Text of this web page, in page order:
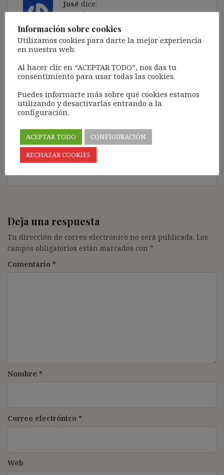
José dice:
21 octubre, 2017 a las 16:43
Hola buenas tardes. Me parece muy interesante el
artículo, pero me deja dudas inmediatas.
a) ¿Qué consecuencias pueden esperarse
razonablemente del reconocimiento por sentencia
esa plaza que ocupa para que salga en la próxima
OPE?
para exigir su contratación en algún momento
tras la extinción de su actual contrato?
Deja una respuesta
Tu dirección de correo electrónico no será publicada. Los
campos obligatorios están marcados con *
Comentario *
Nombre *
Correo electrónico *
Web
Información sobre cookies
Utilizamos cookies para darte la mejor experiencia
en nuestra web.
Al hacer clic en “ACEPTAR TODO”, nos das tu
consentimiento para usar todas las cookies.
Puedes informarte más sobre qué cookies estamos
utilizando y desactivarlas entrando a la
configuración.
ACEPTAR TODO
CONFIGURACIÓN
RECHAZAR COOKIES